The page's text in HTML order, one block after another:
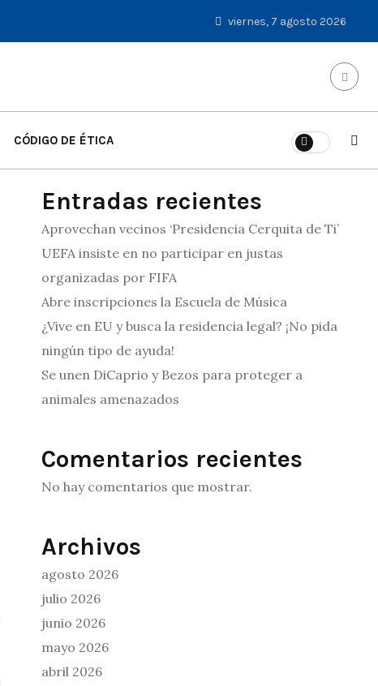
viernes, 7 agosto 2026
CÓDIGO DE ÉTICA
Entradas recientes
Aprovechan vecinos ‘Presidencia Cerquita de Ti’
UEFA insiste en no participar en justas
organizadas por FIFA
Abre inscripciones la Escuela de Música
¿Vive en EU y busca la residencia legal? ¡No pida
ningún tipo de ayuda!
Se unen DiCaprio y Bezos para proteger a
animales amenazados
Comentarios recientes
No hay comentarios que mostrar.
Archivos
agosto 2026
julio 2026
junio 2026
mayo 2026
abril 2026